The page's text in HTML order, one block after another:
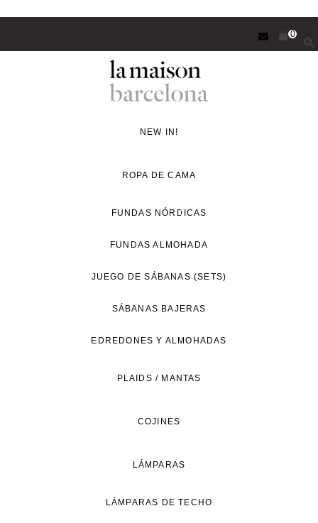
0
NEW IN!
ROPA DE CAMA
FUNDAS NÓRDICAS
FUNDAS ALMOHADA
JUEGO DE SÁBANAS (SETS)
SÁBANAS BAJERAS
EDREDONES Y ALMOHADAS
PLAIDS / MANTAS
COJINES
LÁMPARAS
LÁMPARAS DE TECHO